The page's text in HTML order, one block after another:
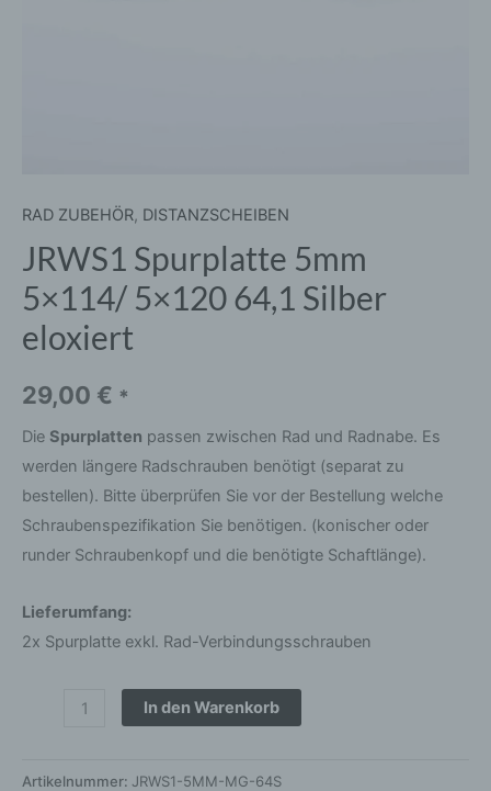
RAD ZUBEHÖR, DISTANZSCHEIBEN
JRWS1 Spurplatte 5mm
5×114/ 5×120 64,1 Silber
eloxiert
29,00 € *
Die Spurplatten passen zwischen Rad und Radnabe. Es
werden längere Radschrauben benötigt (separat zu
bestellen). Bitte überprüfen Sie vor der Bestellung welche
Schraubenspezifikation Sie benötigen. (konischer oder
runder Schraubenkopf und die benötigte Schaftlänge).
Lieferumfang:
2x Spurplatte exkl. Rad-Verbindungsschrauben
In den Warenkorb
Artikelnummer: JRWS1-5MM-MG-64S